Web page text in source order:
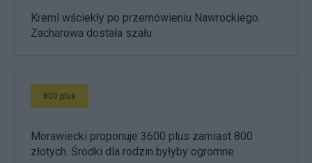
Kreml wściekły po przemówieniu Nawrockiego.
Zacharowa dostała szału
800 plus
Morawiecki proponuje 3600 plus zamiast 800
złotych. Środki dla rodzin byłyby ogromne